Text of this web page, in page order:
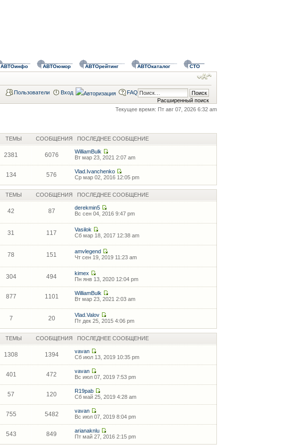
АВТОинфо АВТОюмор АВТОрейтинг АВТОкаталог СТО
Расширенный поиск
Пользователи Вход FAQ
Текущее время: Пт авг 07, 2026 6:32 am
ТЕМЫ СООБЩЕНИЯ ПОСЛЕДНЕЕ СООБЩЕНИЕ
2381 6076
WilliamBulk
Вт мар 23, 2021 2:07 am
134 576
Vlad.Ivanchenko
Ср мар 02, 2016 12:05 pm
ТЕМЫ СООБЩЕНИЯ ПОСЛЕДНЕЕ СООБЩЕНИЕ
42 87
derekmin5
Вс сен 04, 2016 9:47 pm
31 117
Vasilok
Сб мар 18, 2017 12:38 am
78 151
amvlegend
Чт сен 19, 2019 11:23 am
304 494
kimex
Пн янв 13, 2020 12:04 pm
877 1101
WilliamBulk
Вт мар 23, 2021 2:03 am
7 20
Vlad.Valov
Пт дек 25, 2015 4:06 pm
ТЕМЫ СООБЩЕНИЯ ПОСЛЕДНЕЕ СООБЩЕНИЕ
1308 1394
vavan
Сб июл 13, 2019 10:35 pm
401 472
vavan
Вс июл 07, 2019 7:53 pm
57 120
R19pab
Сб май 25, 2019 4:28 am
755 5482
vavan
Вс июл 07, 2019 8:04 pm
543 849
arianaknlu
Пт май 27, 2016 2:15 pm